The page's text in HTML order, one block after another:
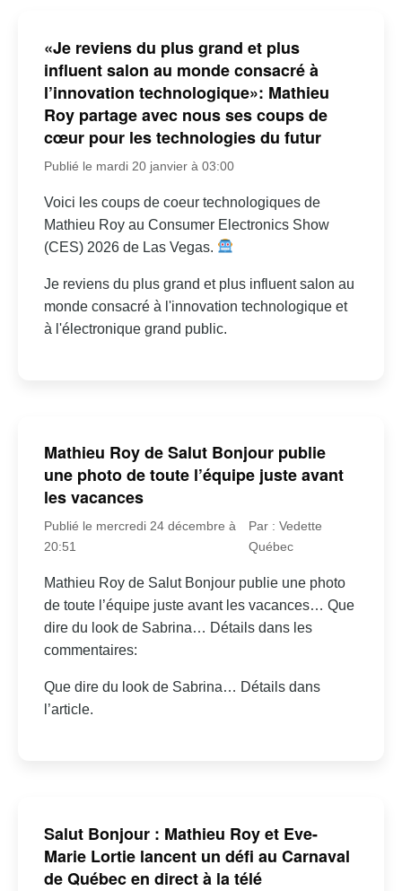
«Je reviens du plus grand et plus
influent salon au monde consacré à
l’innovation technologique»: Mathieu
Roy partage avec nous ses coups de
cœur pour les technologies du futur
Publié le mardi 20 janvier à 03:00
Voici les coups de coeur technologiques de
Mathieu Roy au Consumer Electronics Show
(CES) 2026 de Las Vegas.
Je reviens du plus grand et plus influent salon au
monde consacré à l'innovation technologique et
à l'électronique grand public.
Mathieu Roy de Salut Bonjour publie
une photo de toute l’équipe juste avant
les vacances
Publié le mercredi 24 décembre à
20:51
Par : Vedette
Québec
Mathieu Roy de Salut Bonjour publie une photo
de toute l’équipe juste avant les vacances… Que
dire du look de Sabrina… Détails dans les
commentaires:
Que dire du look de Sabrina… Détails dans
l’article.
Salut Bonjour : Mathieu Roy et Eve-
Marie Lortie lancent un défi au Carnaval
de Québec en direct à la télé